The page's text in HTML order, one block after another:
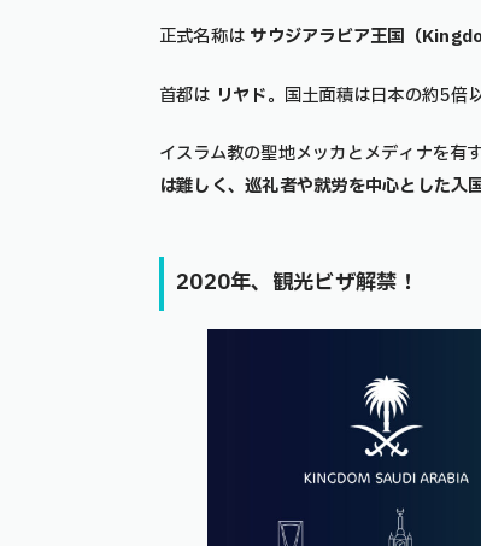
正式名称は サウジアラビア王国（
首都は リヤド。国土面積は日本の約5倍
イスラム教の聖地メッカとメディナを有
は難しく、巡礼者や就労を中心とした入
2020年、観光ビザ解禁！